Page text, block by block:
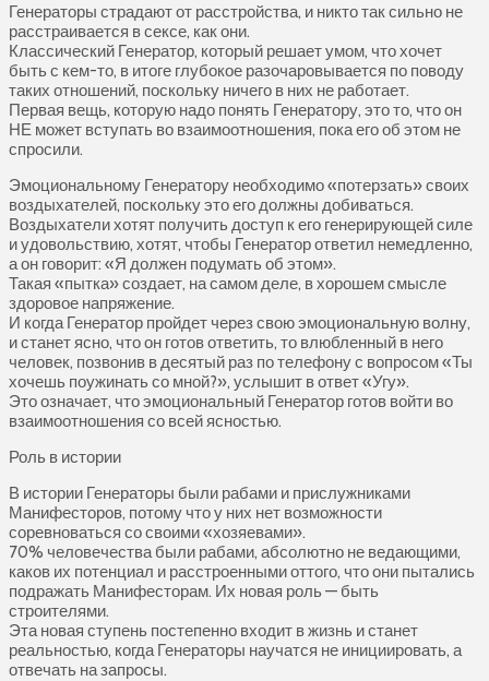
Генераторы страдают от расстройства, и никто так сильно не
расстраивается в сексе, как они.
Классический Генератор, который решает умом, что хочет
быть с кем-то, в итоге глубокое разочаровывается по поводу
таких отношений, поскольку ничего в них не работает.
Первая вещь, которую надо понять Генератору, это то, что он
НЕ может вступать во взаимоотношения, пока его об этом не
спросили.
Эмоциональному Генератору необходимо «потерзать» своих
воздыхателей, поскольку это его должны добиваться.
Воздыхатели хотят получить доступ к его генерирующей силе
и удовольствию, хотят, чтобы Генератор ответил немедленно,
а он говорит: «Я должен подумать об этом».
Такая «пытка» создает, на самом деле, в хорошем смысле
здоровое напряжение.
И когда Генератор пройдет через свою эмоциональную волну,
и станет ясно, что он готов ответить, то влюбленный в него
человек, позвонив в десятый раз по телефону с вопросом «Ты
хочешь поужинать со мной?», услышит в ответ «Угу».
Это означает, что эмоциональный Генератор готов войти во
взаимоотношения со всей ясностью.
Роль в истории
В истории Генераторы были рабами и прислужниками
Манифесторов, потому что у них нет возможности
соревноваться со своими «хозяевами».
70% человечества были рабами, абсолютно не ведающими,
каков их потенциал и расстроенными оттого, что они пытались
подражать Манифесторам. Их новая роль — быть
строителями.
Эта новая ступень постепенно входит в жизнь и станет
реальностью, когда Генераторы научатся не инициировать, а
отвечать на запросы.